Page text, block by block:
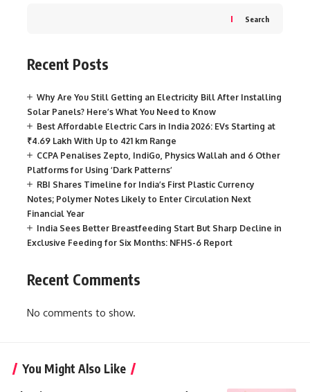
Search
Recent Posts
Why Are You Still Getting an Electricity Bill After Installing
Solar Panels? Here’s What You Need to Know
Best Affordable Electric Cars in India 2026: EVs Starting at
₹4.69 Lakh With Up to 421 km Range
CCPA Penalises Zepto, IndiGo, Physics Wallah and 6 Other
Platforms for Using ‘Dark Patterns’
RBI Shares Timeline for India’s First Plastic Currency
Notes; Polymer Notes Likely to Enter Circulation Next
Financial Year
India Sees Better Breastfeeding Start But Sharp Decline in
Exclusive Feeding for Six Months: NFHS-6 Report
Recent Comments
No comments to show.
You Might Also Like